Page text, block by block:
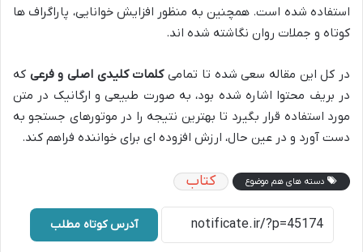
استفاده شده است. همچنین به منظور افزایش خوانایی، پاراگراف ها
کوتاه و جملات روان نگاشته شده اند.
در کل این مقاله سعی شده تا تمامیکلمات کلیدی اصلی و فرعی که
در بریف محتوا اشاره شده بود، به صورت طبیعی و ارگانیک در متن
مورد استفاده قرار بگیرد تا بهترین نتیجه را در موتورهای جستجو به
دست آورد و در عین حال، ارزش افزوده ای برای خواننده فراهم کند.
دسته های هم موضوع کتاب
آدرس کوتاه مطلب